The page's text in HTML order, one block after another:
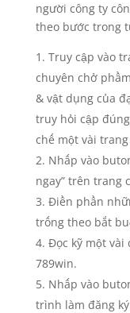
người công ty
theo bước trong
Truy cập vào
chuyên chở
& vật dụng của
truy hỏi cập
chế một vài
Nhấp vào
ngay” trên trang
Điền phần
trống theo bắt
Đọc kỹ một vài
789win.
Nhấp vào
trình làm đăng